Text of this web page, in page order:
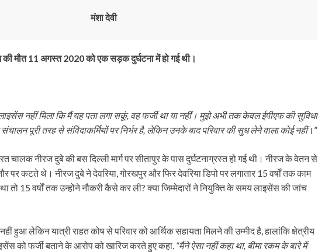
मंशा देवी
की मौत 11 अगस्त 2020 को एक सड़क दुर्घटना में हो गई थी।
नहीं मिला कि मैं यह पता लगा सकूं, वह फर्जी था या नहीं। मुझे अभी तक केवल ईपीएफ की सुविधा
पूरी तरह से संविदाकर्मियों पर निर्भर है, लेकिन उनके बाद परिवार की सुध लेने वाला कोई नहीं।”
चालक नीरज दुबे की बस दिल्ली मार्ग पर सीतापुर के पास दुर्घटनाग्रस्त हो गई थी। नीरज के वेतन से
पर कटते थे। नीरज दुबे ने देवरिया, गोरखपुर और फिर देवरिया डिपो पर लगातार 15 वर्षों तक काम
तो 15 वर्षों तक उन्होंने नौकरी कैसे कर ली? क्या जिम्मेदारों ने नियुक्ति के समय लाइसेंस की जांच
नहीं हुआ लेकिन यात्री राहत कोष से परिवार को आर्थिक सहायता मिलने की उम्मीद है, हालांकि क्षेत्रीय
को फर्जी बताने के आरोप को खारिज करते हुए कहा, “मैंने ऐसा नहीं कहा था, बीमा रकम के बारे में